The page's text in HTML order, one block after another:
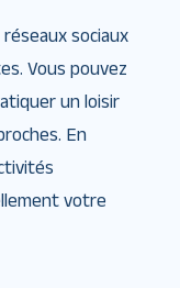
sociaux
Vous pouvez
un loisir
En
votre